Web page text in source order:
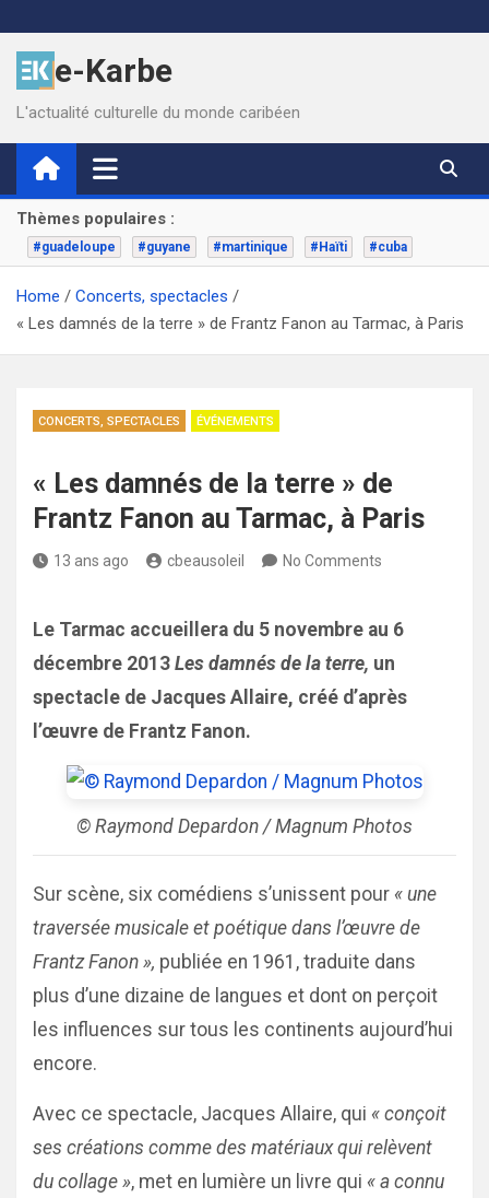
to
contente-Karbe
L'actualité culturelle du monde caribéen
Thèmes populaires :
#guadeloupe #guyane #martinique #Haïti #cuba
Home
Concerts, spectacles
« Les damnés de la terre » de Frantz Fanon au Tarmac, à Paris
CONCERTS, SPECTACLES ÉVÉNEMENTS
« Les damnés de la terre » de
Frantz Fanon au Tarmac, à Paris
13 ans ago cbeausoleil No Comments
Le Tarmac accueillera du 5 novembre au 6
décembre 2013 Les damnés de la terre, un
spectacle de Jacques Allaire, créé d’après
l’œuvre de Frantz Fanon.
© Raymond Depardon / Magnum Photos
Sur scène, six comédiens s’unissent pour « une
traversée musicale et poétique dans l’œuvre de
Frantz Fanon », publiée en 1961, traduite dans
plus d’une dizaine de langues et dont on perçoit
les influences sur tous les continents aujourd’hui
encore.
Avec ce spectacle, Jacques Allaire, qui « conçoit
ses créations comme des matériaux qui relèvent
du collage », met en lumière un livre qui « a connu